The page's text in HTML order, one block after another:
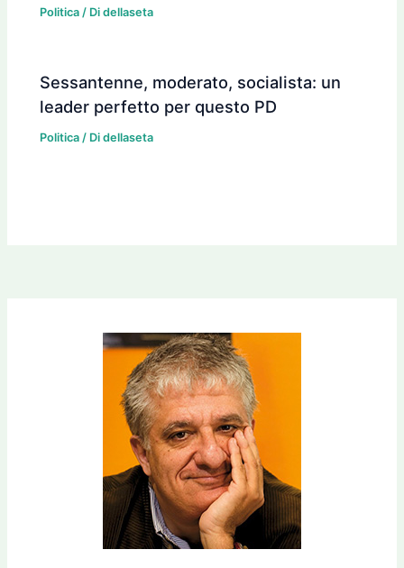
Politica / Didellaseta
Sessantenne, moderato, socialista: un
leader perfetto per questo PD
Politica / Didellaseta